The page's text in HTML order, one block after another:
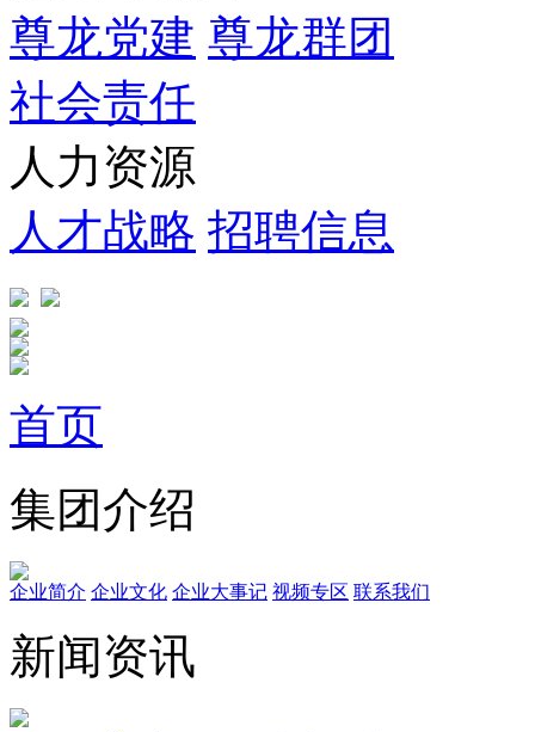
尊龙党建 尊龙群团
社会责任
人力资源
人才战略 招聘信息
首页
集团介绍
企业简介 企业文化 企业⼤事记 视频专区 联系我们
新闻资讯